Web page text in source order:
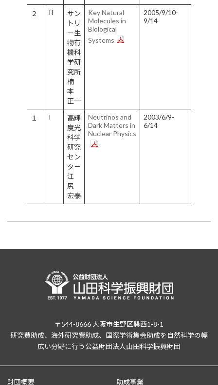
２ II
サン
トリ
ー生
物有
機科
学研
究所
楠
本
正一
Key Natural
Molecules in
Biological
Systems
2005/9/10-
9/14
１ I
高輝
度光
科学
研究
セン
タ－
江
尻
宏泰
Neutrinos and
Dark Matters in
Nuclear Physics
2003/6/9-
6/14
〒544-8666 大阪市生野区巽西1-8-1
研究費助成、海外研究費助成、国際学術集会助成を自然科学の幅
広い分野に行う公益財団法人山田科学振興財団
財団概要 助成事業